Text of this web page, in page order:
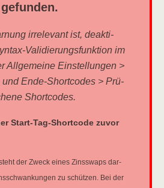
gefunden.
irrele­vant ist, deak­ti­
Vali­die­rungs­funk­ti­on im
All­ge­mei­ne Ein­stel­lun­gen >
und Ende-Short­codes > Prü­
Shortcodes.
Start-Tag-Short­code zuvor
der Zweck eines Zins­swaps dar­
zu schüt­zen. Bei der